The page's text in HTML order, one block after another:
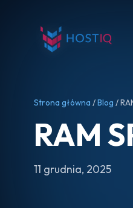
Strona główna /Blog /
RAM
11 grudnia, 2025